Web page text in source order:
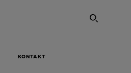
KONTAKT